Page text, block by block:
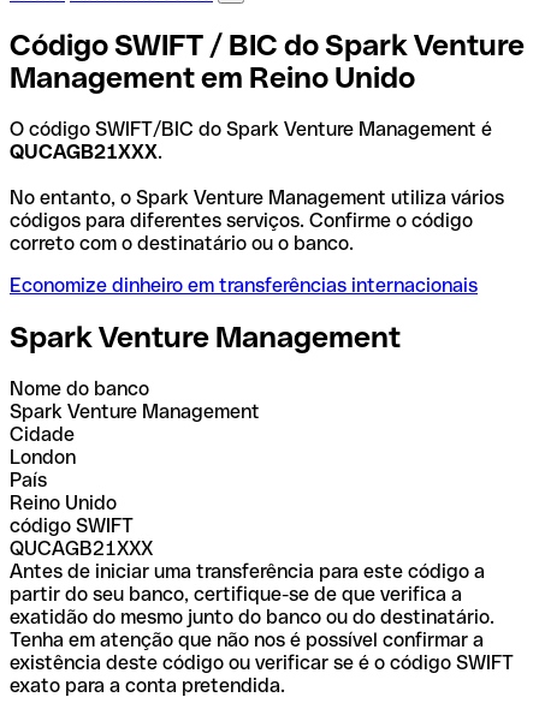
Código SWIFT / BIC do Spark Venture
Management em Reino Unido
O código SWIFT/BIC do Spark Venture Management é
QUCAGB21XXX.
No entanto, o Spark Venture Management utiliza vários
códigos para diferentes serviços. Confirme o código
correto com o destinatário ou o banco.
Economize dinheiro em transferências internacionais
Spark Venture Management
Nome do banco
Spark Venture Management
Cidade
London
País
Reino Unido
código SWIFT
QUCAGB21XXX
Antes de iniciar uma transferência para este código a
partir do seu banco, certifique-se de que verifica a
exatidão do mesmo junto do banco ou do destinatário.
Tenha em atenção que não nos é possível confirmar a
existência deste código ou verificar se é o código SWIFT
exato para a conta pretendida.